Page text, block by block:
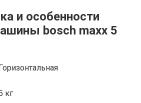
и особенности
bosch maxx 5
кг